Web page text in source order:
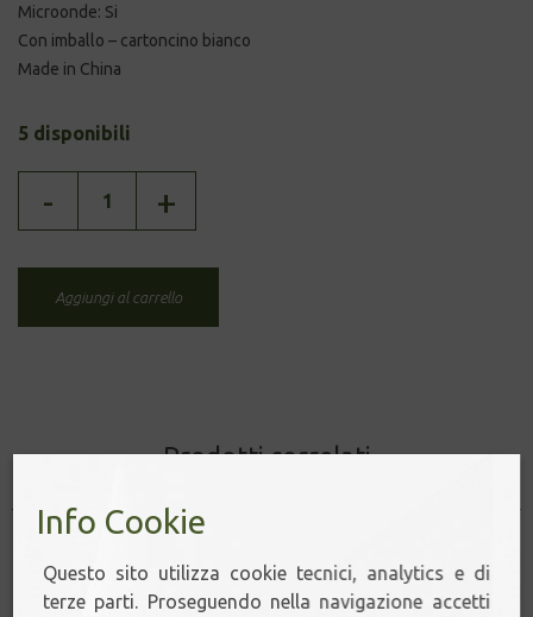
Microonde: Si
Con imballo – cartoncino bianco
Made in China
5 disponibili
vintage
quantità
- +
Aggiungi al carrello
Prodotti correlati
Info Cookie
Questo sito utilizza cookie tecnici, analytics e di
terze parti. Proseguendo nella navigazione accetti